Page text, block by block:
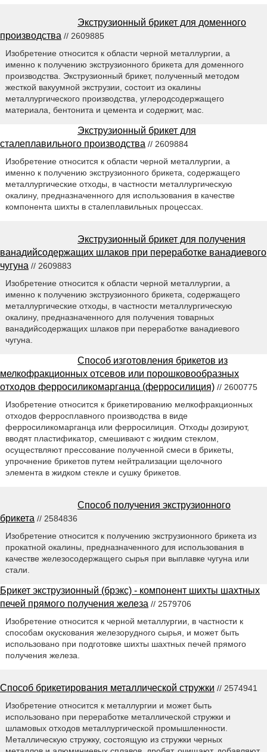
Экструзионный брикет для доменного
производства // 2609885
Изобретение относится к области черной металлургии, а
именно к получению экструзионного брикета для доменного
производства. Экструзионный брикет, полученный методом
жесткой вакуумной экструзии, состоит из окалины
металлургического производства, углеродсодержащего
материала, бентонита и цемента и содержит, мас.
Экструзионный брикет для
сталеплавильного производства // 2609884
Изобретение относится к области черной металлургии, а
именно к получению экструзионного брикета, содержащего
металлургические отходы, в частности металлургическую
окалину, предназначенного для использования в качестве
компонента шихты в сталеплавильных процессах.
Экструзионный брикет для получения
ванадийсодержащих шлаков при переработке ванадиевого
чугуна // 2609883
Изобретение относится к области черной металлургии, а
именно к получению экструзионного брикета, содержащего
металлургические отходы, в частности металлургическую
окалину, предназначенного для получения товарных
ванадийсодержащих шлаков при переработке ванадиевого
чугуна.
Способ изготовления брикетов из
мелкофракционных отсевов или порошковообразных
отходов ферросиликомарганца (ферросилиция) // 2600775
Изобретение относится к брикетированию мелкофракционных
отходов ферросплавного производства в виде
ферросиликомарганца или ферросилиция. Отходы дозируют,
вводят пластификатор, смешивают с жидким стеклом,
осуществляют прессование полученной смеси в брикеты,
упрочнение брикетов путем нейтрализации щелочного
элемента в жидком стекле и сушку брикетов.
Способ получения экструзионного
брикета // 2584836
Изобретение относится к получению экструзионного брикета из
прокатной окалины, предназначенного для использования в
качестве железосодержащего сырья при выплавке чугуна или
стали.
Брикет экструзионный (брэкс) - компонент шихты шахтных
печей прямого получения железа // 2579706
Изобретение относится к черной металлургии, в частности к
способам окускования железорудного сырья, и может быть
использовано при подготовке шихты шахтных печей прямого
получения железа.
Способ брикетирования металлической стружки // 2574941
Изобретение относится к металлургии и может быть
использовано при переработке металлической стружки и
шламовых отходов металлургической промышленности.
Металлическую стружку, состоящую из стружки черных